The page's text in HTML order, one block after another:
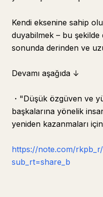
Kendi eksenine sahip
duyabilmek – bu
sonunda derinden ve
Devamı aşağıda ↓
・"Düşük özgüven ve
başkalarına yönelik
yeniden kazanmaları için
https://note.com/
sub_rt=share_b